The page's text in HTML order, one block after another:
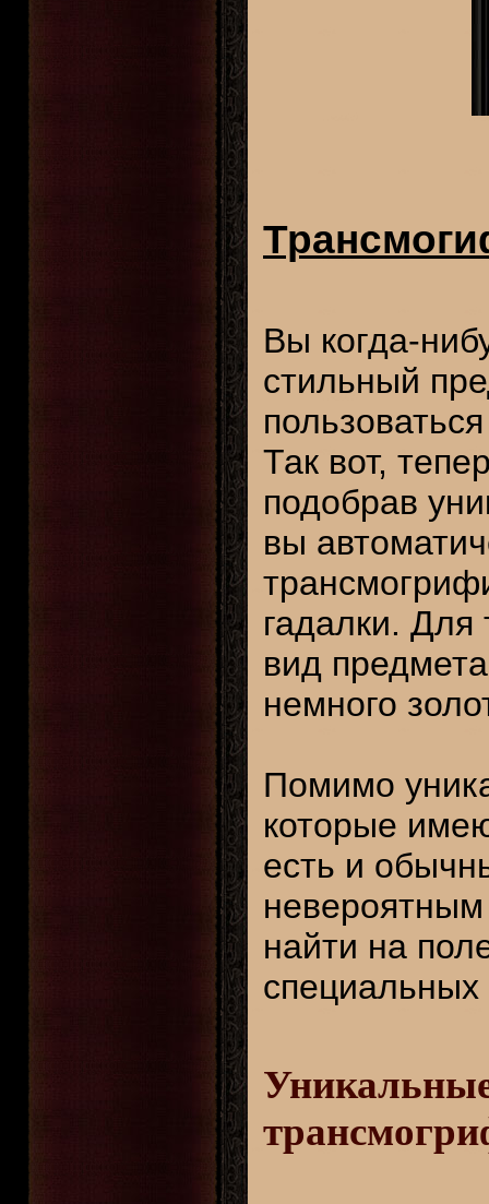
Вы когда-
стильный
Так вот,
подобрав
вы
гадалки.
вид
немного
Помимо
которые
есть и
найти на
специальных